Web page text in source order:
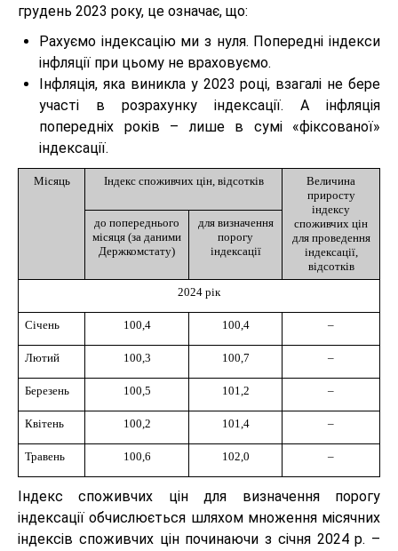
грудень 2023 року, це означає, що:
Рахуємо індексацію ми з нуля. Попередні індекси
інфляції при цьому не враховуємо.
Інфляція, яка виникла у 2023 році, взагалі не бере
участі в розрахунку індексації. А інфляція
попередніх років – лише в сумі «фіксованої»
індексації.
Місяць Індекс споживчих цін, відсотків
Величина
приросту
індексу
споживчих цін
для проведення
індексації,
відсотків
до попереднього
місяця (за даними
Держкомстату)
для визначення
порогу
індексації
2024 рік
Січень 100,4 100,4 –
Лютий 100,3 100,7 –
Березень 100,5 101,2 –
Квітень 100,2 101,4 –
Травень 100,6 102,0 –
Індекс споживчих цін для визначення порогу
індексації обчислюється шляхом множення місячних
індексів споживчих цін починаючи з січня 2024 р. –